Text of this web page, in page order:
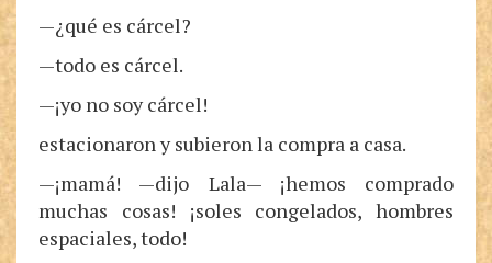
—¿qué es cárcel?
—todo es cárcel.
—¡yo no soy cárcel!
estacionaron y subieron la compra a casa.
—¡mamá! —dijo Lala— ¡hemos comprado
muchas cosas! ¡soles congelados, hombres
espaciales, todo!